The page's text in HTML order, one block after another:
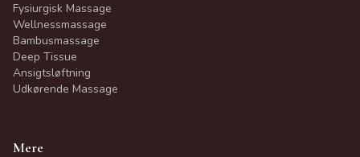
Fysiurgisk Massage
Wellnessmassage
Bambusmassage
Deep Tissue
Ansigtsløftning
Udkørende Massage
Mere